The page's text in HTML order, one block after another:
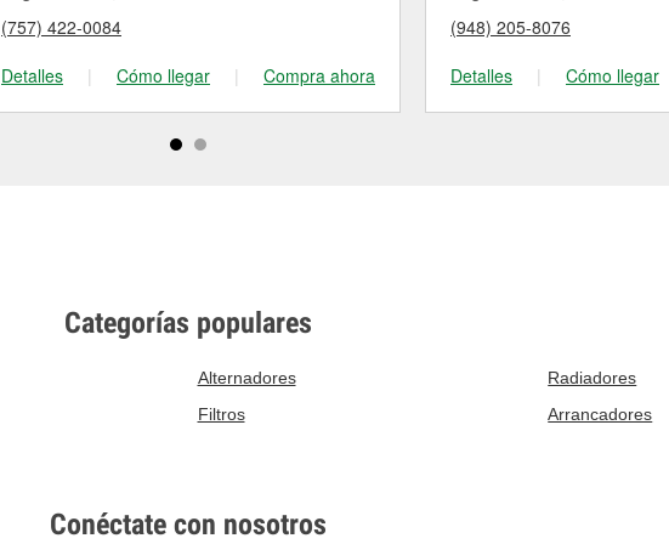
(757) 422-0084
Detalles
| Cómo llegar | Compra ahora
(948) 205-8076
Detalles
| Cómo llegar
Categorías populares
Alternadores
Radiadores
Filtros Arrancadores
Conéctate con nosotros